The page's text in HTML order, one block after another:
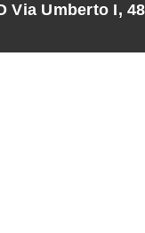
Via Umberto I,